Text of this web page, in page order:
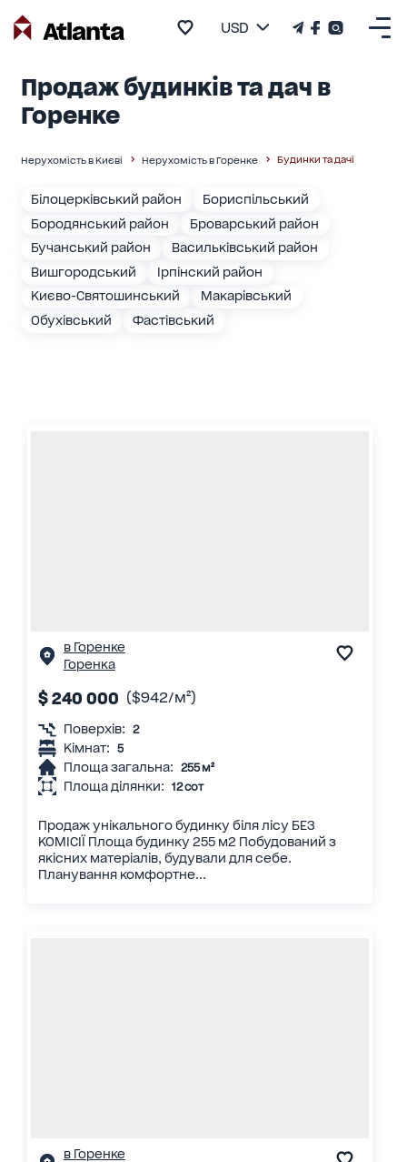
USD
Продаж будинків та дач в
Горенке
Нерухомість в Києві Нерухомість в Горенке Будинки та дачі
Білоцерківський район
Бориспільський
Бородянський район
Броварський район
Бучанський район
Васильківський район
Вишгородський
Ірпінский район
Києво-Святошинський
Макарівський
Обухівський
Фастівський
в Горенке
Горенка
$ 240 000 ($942/м²)
Поверхів: 2
Кімнат: 5
Площа загальна: 255 м²
Площа ділянки: 12 сот
Продаж унікального будинку біля лісу БЕЗ
КОМІСІЇ Площа будинку 255 м2 Побудований з
якісних матеріалів, будували для себе.
Планування комфортне...
в Горенке